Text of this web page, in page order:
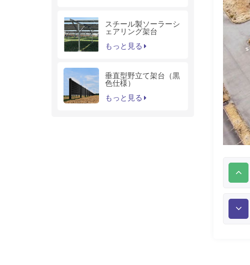
スチール製ソーラーシ
ェアリング架台
もっと見る
垂直型野立て架台（黒
色仕様）
もっと見る